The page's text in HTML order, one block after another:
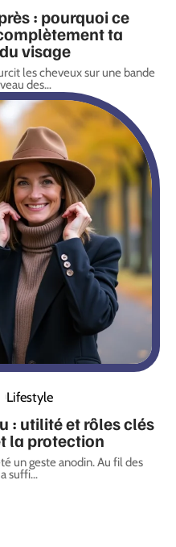
: pourquoi ce
ta
visage
les cheveux sur une bande
des…
Lifestyle
: utilité et rôles clés
la protection
un geste anodin. Au fil des
suffi…